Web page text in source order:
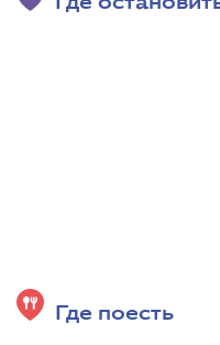
Где поесть